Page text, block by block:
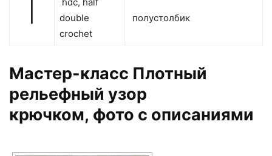
double
crochet
полустолбик
Мастер-класс Плотный
рельефный узор
крючком, фото с описаниями